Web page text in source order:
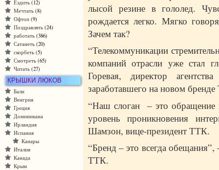
лысой резине в гололед.
рождается легко. Мягко
Зачем так?
“Телекоммуникации
компаний отрасли уже стал
Горевая, директор
заработавшего на новом
“Наш слоган – это
уровень проникновения
Шамзон, вице-президент ТТК.
“Бренд – это всегда
ТТК.
Ездить (12)
Мечтать (8)
Офтоп (9)
Поздравлять (24)
работать (386)
Сатанеть (20)
скорбеть (5)
Смотреть (65)
Читать (27)
КРЫШКИ ЛЮКОВ
Бали
Венгрия
Греция
Доминикана
Ирландия
Испания
Канары
Италия
Канада
Крым